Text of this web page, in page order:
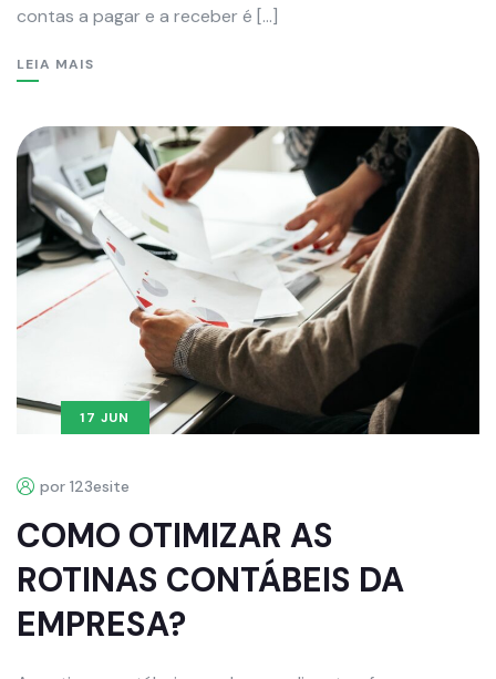
contas a pagar e a receber é […]
LEIA MAIS
17 JUN
por 123esite
COMO OTIMIZAR AS
ROTINAS CONTÁBEIS DA
EMPRESA?